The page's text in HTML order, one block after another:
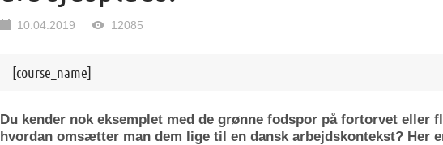
10.04.2019 12085
[course_name]
Du kender nok eksemplet med de grønne fodspor på fortorvet eller
hvordan omsætter man dem lige til en dansk arbejdskontekst? Her